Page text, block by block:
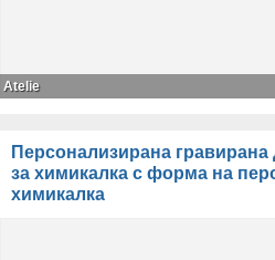
Atelie
Персонализирана
за химикалка с форма на
химикалка